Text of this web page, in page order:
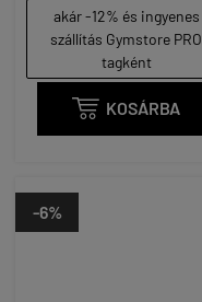
akár -12% és ingyenes
szállítás Gymstore PRO
tagként
 KOSÁRBA
-6%